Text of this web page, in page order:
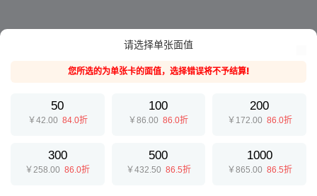
提交
请选择单张面值
您所选的为单张卡的面值，选择错误将不予结算!
50
￥42.00 84.0折
100
￥86.0086.0折
200
￥172.00 86.0折
300
￥258.0086.0折
500
￥432.50 86.5折
1000
￥865.00 86.5折